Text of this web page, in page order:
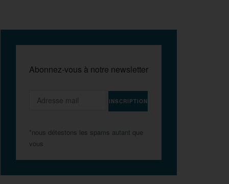
Abonnez-vous à notre newsletter
*nous détestons les spams autant que
vous